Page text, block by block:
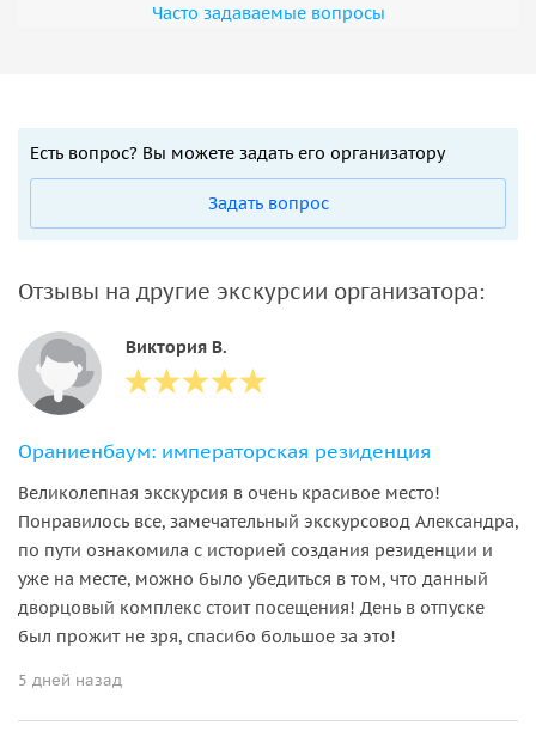
Часто задаваемые вопросы
Есть вопрос? Вы можете задать его организатору
Задать вопрос
Отзывы на другие экскурсии организатора:
Виктория В.
Ораниенбаум: императорская резиденция
Великолепная экскурсия в очень красивое место!
Понравилось все, замечательный экскурсовод Александра,
по пути ознакомила с историей создания резиденции и
уже на месте, можно было убедиться в том, что данный
дворцовый комплекс стоит посещения! День в отпуске
был прожит не зря, спасибо большое за это!
5 дней назад